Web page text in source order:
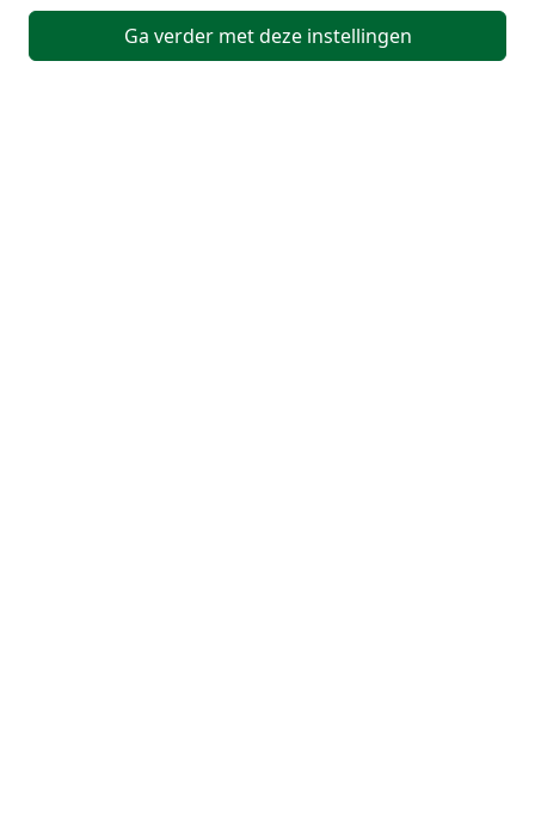
Ga verder met deze instellingen